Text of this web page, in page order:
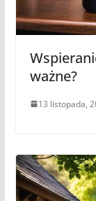
ważne?
13 listopada,